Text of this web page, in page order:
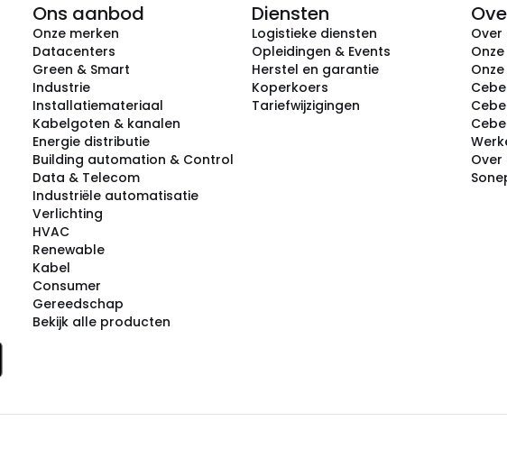
Ons aanbod
Onze merken
Datacenters
Green & Smart
Industrie
Installatiemateriaal
Kabelgoten & kanalen
Energie distributie
Building automation & Control
Data & Telecom
Industriële automatisatie
Verlichting
HVAC
Renewable
Kabel
Consumer
Gereedschap
Bekijk alle producten
Diensten
Logistieke diensten
Opleidingen & Events
Herstel en garantie
Koperkoers
Tariefwijzigingen
Over
Over